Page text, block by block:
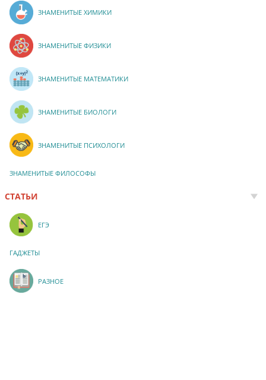
ЗНАМЕНИТЫЕ ХИМИКИ
ЗНАМЕНИТЫЕ ФИЗИКИ
ЗНАМЕНИТЫЕ МАТЕМАТИКИ
ЗНАМЕНИТЫЕ БИОЛОГИ
ЗНАМЕНИТЫЕ ПСИХОЛОГИ
ЗНАМЕНИТЫЕ ФИЛОСОФЫ
СТАТЬИ
ЕГЭ
ГАДЖЕТЫ
РАЗНОЕ